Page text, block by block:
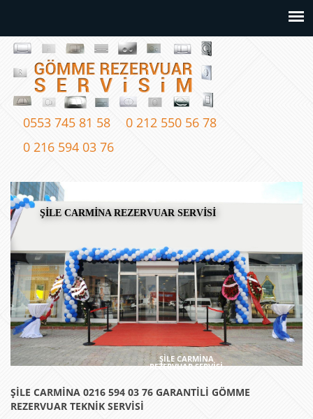
0553 745 81 58
0 212 550 56 78
0 216 594 03 76
ŞİLE CARMİNA REZERVUAR SERVİSİ
ŞİLE CARMİNA
REZERVUAR SERVİSİ
ŞİLE CARMİNA 0216 594 03 76 GARANTİLİ GÖMME
REZERVUAR TEKNİK SERVİSİ